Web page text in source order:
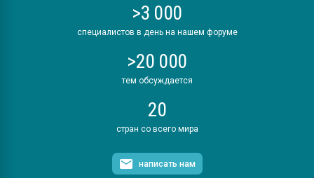
>3 000
специалистов в день на нашем форуме
>20 000
тем обсуждается
20
стран со всего мира
написать нам